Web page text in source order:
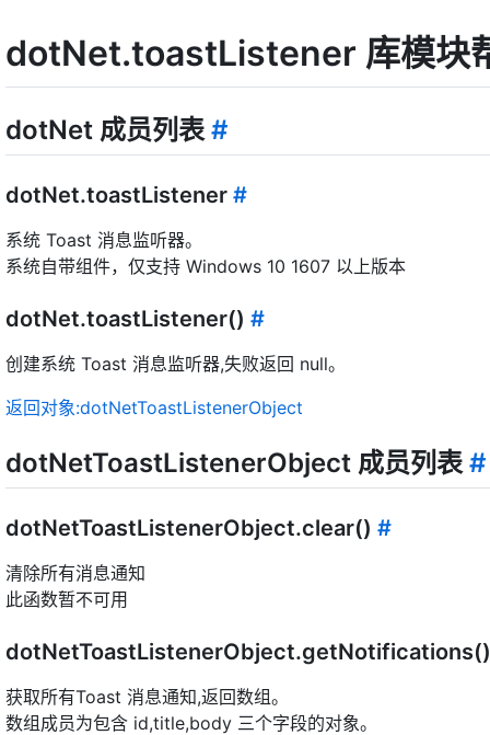
dotNet.toastListener 库模块
dotNet 成员列表 #
dotNet.toastListener #
系统 Toast 消息监听器。
系统自带组件，仅支持 Windows 10 1607 以上版本
dotNet.toastListener() #
创建系统 Toast 消息监听器,失败返回 null。
返回对象:dotNetToastListenerObject
dotNetToastListenerObject 成员列表 #
dotNetToastListenerObject.clear() #
清除所有消息通知
此函数暂不可用
获取所有Toast 消息通知,返回数组。
数组成员为包含 id,title,body 三个字段的对象。